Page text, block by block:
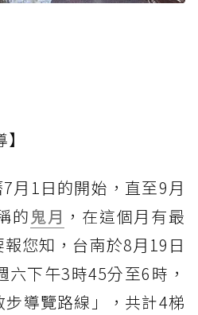
月1日的開始，直至9月
的鬼月 ，在這個月有最
報您知，台南於8月19日
下午3時45分至6時，
導覽路線」，共計4梯